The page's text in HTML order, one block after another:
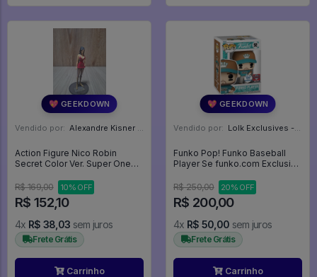
💖 GEEKDOWN
Vendido por: Alexandre Kisner - PR
Action Figure Nico Robin
Secret Color Ver. Super One
Fierce Fight Bandai - One
Piece
R$ 169,00 10% OFF
R$ 152,10
4x R$ 38,03 sem juros
Frete Grátis
Carrinho
💖 GEEKDOWN
Vendido por: Lolk Exclusives - SP
Funko Pop! Funko Baseball
Player Se funko.com Exclusive
R$ 250,00
20% OFF
R$ 200,00
4x R$ 50,00 sem juros
Frete Grátis
Carrinho